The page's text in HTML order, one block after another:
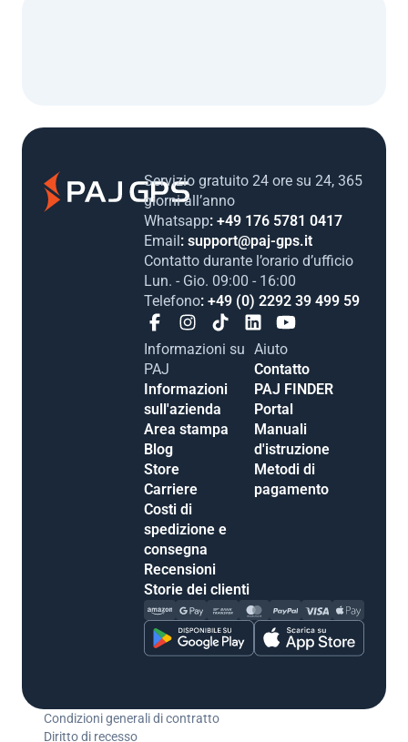
Servizio gratuito 24 ore su 24, 365
giorni all’anno
Whatsapp: +49 176 5781 0417
Email: support@paj-gps.it
Contatto durante l’orario d’ufficio
Lun. - Gio. 09:00 - 16:00
Telefono: +49 (0) 2292 39 499 59
Informazioni su
PAJ
Informazioni
sull'azienda
Area stampa
Blog
Store
Carriere
Costi di
spedizione e
consegna
Recensioni
Storie dei clienti
Aiuto
Contatto
PAJ FINDER
Portal
Manuali
d'istruzione
Metodi di
pagamento
Condizioni generali di contratto
Diritto di recesso